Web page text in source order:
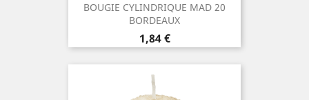
BOUGIE CYLINDRIQUE MAD 20
BORDEAUX
Prix
1,84 €